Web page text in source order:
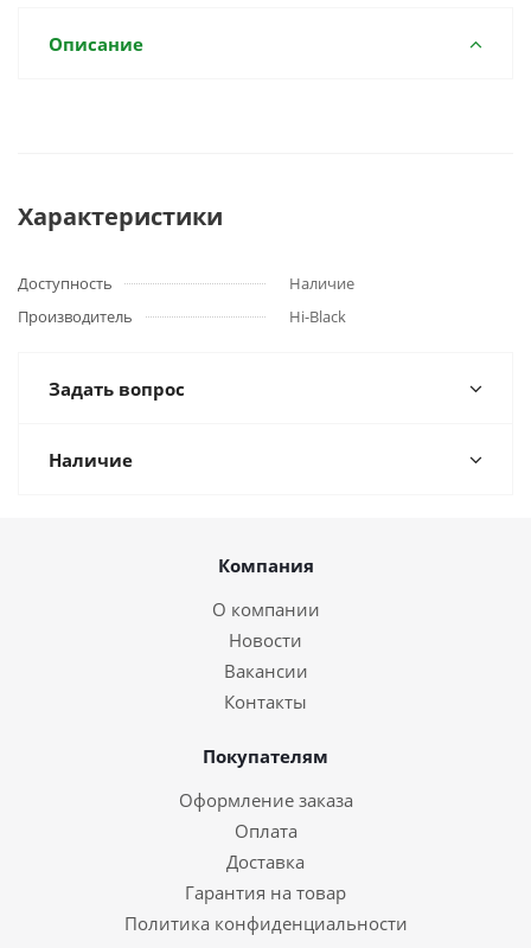
Описание
Характеристики
Доступность
Наличие
Производитель
Hi-Black
Задать вопрос
Наличие
Компания
О компании
Новости
Вакансии
Контакты
Покупателям
Оформление заказа
Оплата
Доставка
Гарантия на товар
Политика конфиденциальности